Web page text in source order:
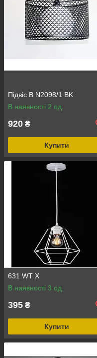
Підвіс B N2098/1 BK
В наявності 2 од.
920 ₴
Купити
631 WT X
В наявності 3 од.
395 ₴
Купити